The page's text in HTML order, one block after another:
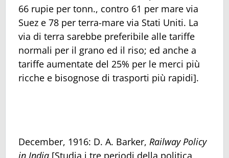
66 rupie per tonn., contro 61 per mare via
Suez e 78 per terra-mare via Stati Uniti. La
via di terra sarebbe preferibile alle tariffe
normali per il grano ed il riso; ed anche a
tariffe aumentate del 25% per le merci più
ricche e bisognose di trasporti più rapidi].
December, 1916: D. A. Barker, Railway Policy
in India [Studia i tre periodi della politica